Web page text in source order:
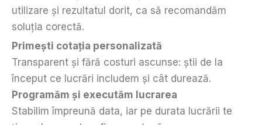
utilizare și rezultatul dorit, ca să recomandăm
soluția corectă.
Primești cotația personalizată
Transparent și fără costuri ascunse: știi de la
început ce lucrări includem și cât durează.
Programăm și executăm lucrarea
Stabilim împreună data, iar pe durata lucrării te